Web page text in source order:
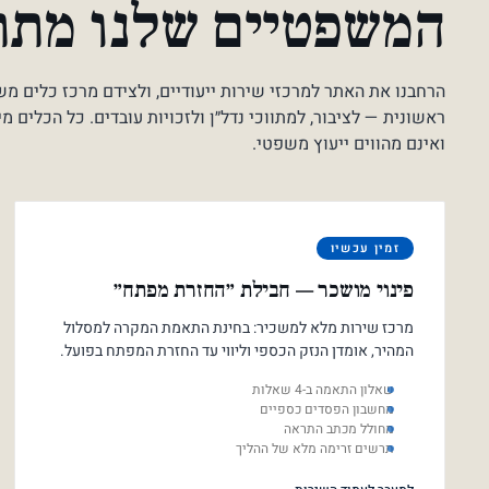
המשפטיים שלנו
הרחבנו את האתר למרכזי שירות ייעודיים, ולצידם מרכז כלים
ראשונית — לציבור, למתווכי נדל״ן ולזכויות עובדים. כל הכלים
ואינם מהווים ייעוץ משפטי.
זמין עכשיו
פינוי מושכר — חבילת ״החזרת מפתח״
מרכז שירות מלא למשכיר: בחינת התאמת המקרה למסלול
המהיר, אומדן הנזק הכספי וליווי עד החזרת המפתח בפועל.
שאלון התאמה ב-4 שאלות
מחשבון הפסדים כספיים
מחולל מכתב התראה
תרשים זרימה מלא של ההליך